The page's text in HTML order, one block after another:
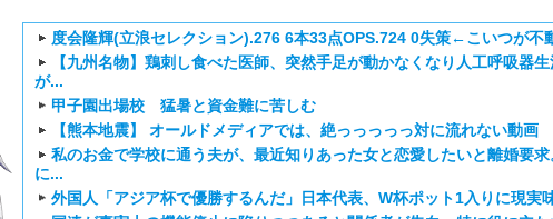
度会隆輝(立浪セレクション).276 6本33点OPS.724 0失策←こいつが不
【九州名物】鶏刺し食べた医師、突然手足が動かなくなり人工呼吸器
が...
甲子園出場校 猛暑と資金難に苦しむ
【熊本地震】 オールドメディアでは、絶っっっっっ対に流れない動画
私のお金で学校に通う夫が、最近知りあった女と恋愛したいと離婚要
に...
外国人「アジア杯で優勝するんだ」日本代表、W杯ポット1入りに現実